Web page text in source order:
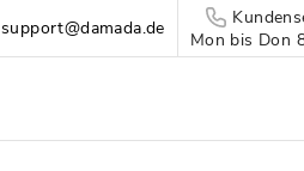
support@damada.de
Mon bis Don